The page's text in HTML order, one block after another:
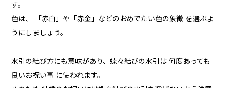
す。
色は、 「赤白」や「赤金」などのおめでたい色の象徴 を選ぶよ
うにしましょう。
水引の結び方にも意味があり、蝶々結びの水引は 何度あっても
良いお祝い事 に使われます。